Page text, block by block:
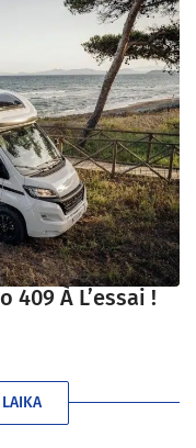
409 À L’essai !
LAIKA